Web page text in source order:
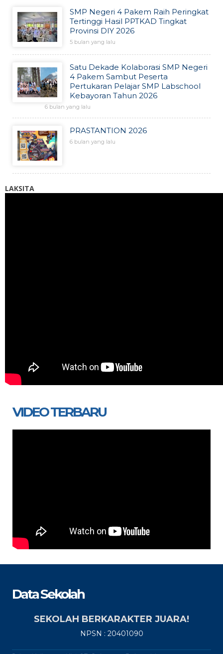
SMP Negeri 4 Pakem Raih Peringkat
Tertinggi Hasil PPTKAD Tingkat
Provinsi DIY 2026
5 bulan yang lalu
Satu Dekade Kolaborasi SMP Negeri
4 Pakem Sambut Peserta
Pertukaran Pelajar SMP Labschool
Kebayoran Tahun 2026
6 bulan yang lalu
PRASTANTION 2026
6 bulan yang lalu
LAKSITA
VIDEO TERBARU
Data Sekolah
SEKOLAH BERKARAKTER JUARA!
NPSN : 20401090